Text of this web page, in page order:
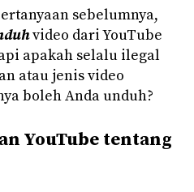
sebelumnya,
video dari YouTube
apakah selalu ilegal
atau jenis video
boleh Anda unduh?
YouTube tentang